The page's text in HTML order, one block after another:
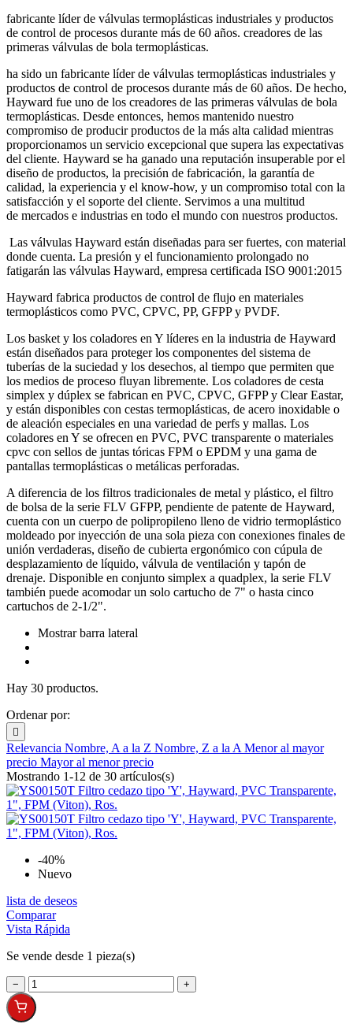
fabricante líder de válvulas termoplásticas industriales y productos
de control de procesos durante más de 60 años. creadores de las
primeras válvulas de bola termoplásticas.
ha sido un fabricante líder de válvulas termoplásticas industriales y
productos de control de procesos durante más de 60 años. De hecho,
Hayward fue uno de los creadores de las primeras válvulas de bola
termoplásticas. Desde entonces, hemos mantenido nuestro
compromiso de producir productos de la más alta calidad mientras
proporcionamos un servicio excepcional que supera las expectativas
del cliente. Hayward se ha ganado una reputación insuperable por el
diseño de productos, la precisión de fabricación, la garantía de
calidad, la experiencia y el know-how, y un compromiso total con la
satisfacción y el soporte del cliente. Servimos a una multitud
de mercados e industrias en todo el mundo con nuestros productos.
Las válvulas Hayward están diseñadas para ser fuertes, con material
donde cuenta. La presión y el funcionamiento prolongado no
fatigarán las válvulas Hayward, empresa certificada ISO 9001:2015
Hayward fabrica productos de control de flujo en materiales
termoplásticos como PVC, CPVC, PP, GFPP y PVDF.
Los basket y los coladores en Y líderes en la industria de Hayward
están diseñados para proteger los componentes del sistema de
tuberías de la suciedad y los desechos, al tiempo que permiten que
los medios de proceso fluyan libremente. Los coladores de cesta
simplex y dúplex se fabrican en PVC, CPVC, GFPP y Clear Eastar,
y están disponibles con cestas termoplásticas, de acero inoxidable o
de aleación especiales en una variedad de perfs y mallas. Los
coladores en Y se ofrecen en PVC, PVC transparente o materiales
cpvc con sellos de juntas tóricas FPM o EPDM y una gama de
pantallas termoplásticas o metálicas perforadas.
A diferencia de los filtros tradicionales de metal y plástico, el filtro
de bolsa de la serie FLV GFPP, pendiente de patente de Hayward,
cuenta con un cuerpo de polipropileno lleno de vidrio termoplástico
moldeado por inyección de una sola pieza con conexiones finales de
unión verdaderas, diseño de cubierta ergonómico con cúpula de
desplazamiento de líquido, válvula de ventilación y tapón de
drenaje. Disponible en conjunto simplex a quadplex, la serie FLV
también puede acomodar un solo cartucho de 7" o hasta cinco
cartuchos de 2-1/2".
Mostrar barra lateral
Hay 30 productos.
Ordenar por:

Relevancia Nombre, A a la Z Nombre, Z a la AMenor al mayor
precio Mayor al menor precio
Mostrando 1-12 de 30 artículos(s)
-40%
Nuevo
lista de deseos
Comparar
Vista Rápida
Se vende desde 1 pieza(s)
− +